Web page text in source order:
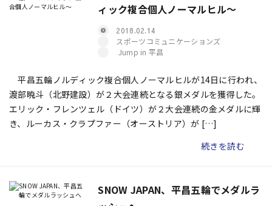
ィック複合個人ノーマルヒル～
2018.02.14
スポーツコミュニケーションズ
Jump in 平昌
平昌五輪ノルディック複合個人ノーマルヒルが14日に行われ、
渡部暁斗（北野建設）が２大会連続となる銀メダルを獲得した。
エリック・フレンツェル（ドイツ）が２大会連続の金メダルに輝
き、ルーカス・クラプファー（オーストリア）が […]
続きを読む
SNOW JAPAN、平昌五輪でメダルラ